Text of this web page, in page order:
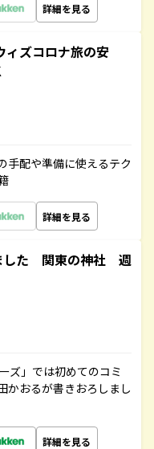
詳細を見る
ィズコロナ旅の安
手配や準備に使えるテク
詳細を見る
した 関東の神社 週
ズ」では初めてのコミ
かおるが書きおろしまし
詳細を見る